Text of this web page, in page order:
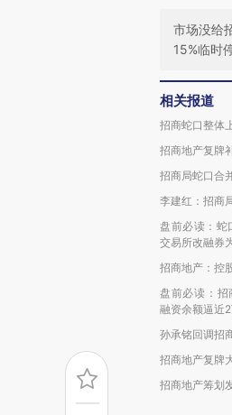
市场没给
15%临时
相关报道
招商蛇口整体
招商地产复牌
招商局蛇口合
李建红：招商
盘前必读：蛇
交易所改融券
招商地产：控
盘前必读：
融资余额逼近
孙承铭回调招
招商地产复牌
招商地产筹划